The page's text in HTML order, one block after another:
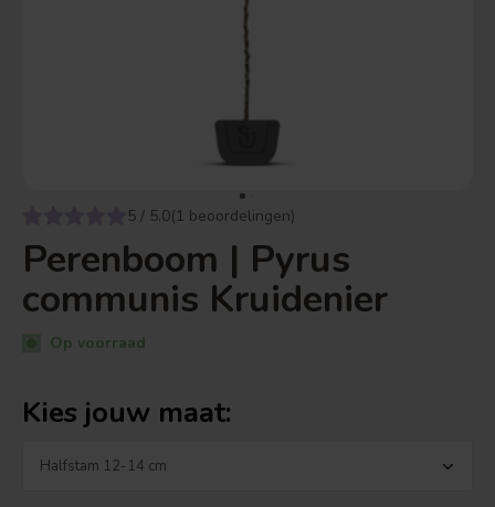
5 / 5.0(1 beoordelingen)
Perenboom | Pyrus
communis Kruidenier
Op voorraad
Kies jouw maat: